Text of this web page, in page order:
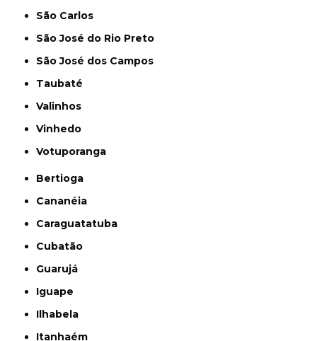
São Carlos
São José do Rio Preto
São José dos Campos
Taubaté
Valinhos
Vinhedo
Votuporanga
Bertioga
Cananéia
Caraguatatuba
Cubatão
Guarujá
Iguape
Ilhabela
Itanhaém